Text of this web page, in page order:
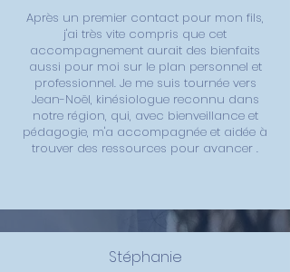
Après un premier contact pour mon fils,
j'ai très vite compris que cet
accompagnement aurait des bienfaits
aussi pour moi sur le plan personnel et
professionnel. Je me suis tournée vers
Jean-Noël, kinésiologue reconnu dans
notre région, qui, avec bienveillance et
pédagogie, m'a accompagnée et aidée à
trouver des ressources pour avancer .
Stéphanie